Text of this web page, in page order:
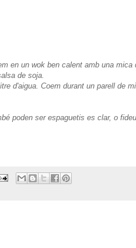
en un wok ben calent amb una mica
de soja.
d'aigua. Coem durant un parell de
poden ser espaguetis es clar, o